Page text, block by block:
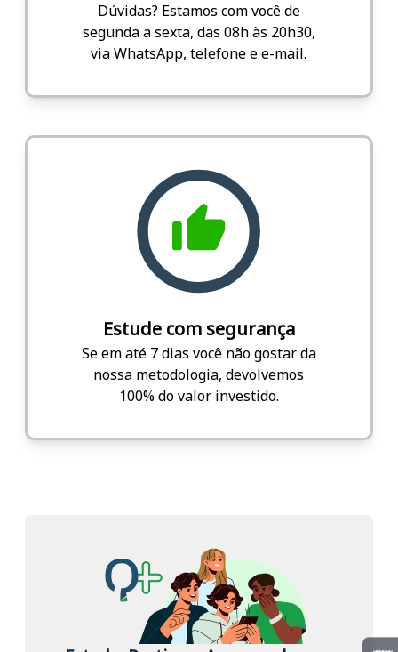
Dúvidas? Estamos com você de
segunda a sexta, das 08h às 20h30,
via WhatsApp, telefone e e-mail.
Estude com segurança
Se em até 7 dias você não gostar da
nossa metodologia, devolvemos
100% do valor investido.